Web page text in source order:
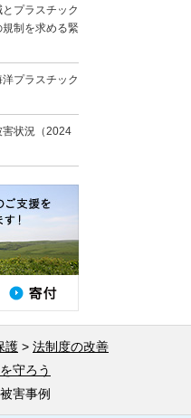
プラスチック
制を求める緊
プラスチック
害状況（2024
護
法制度の改善
守ろう
害事例